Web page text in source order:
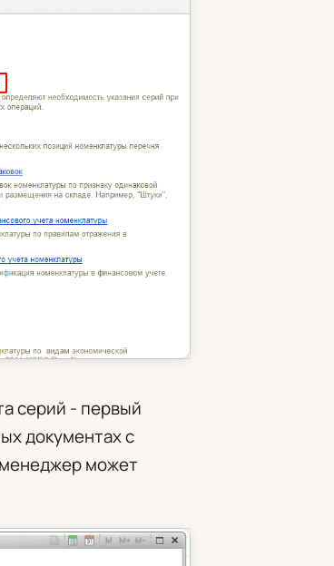
серий - первый
документах с
может